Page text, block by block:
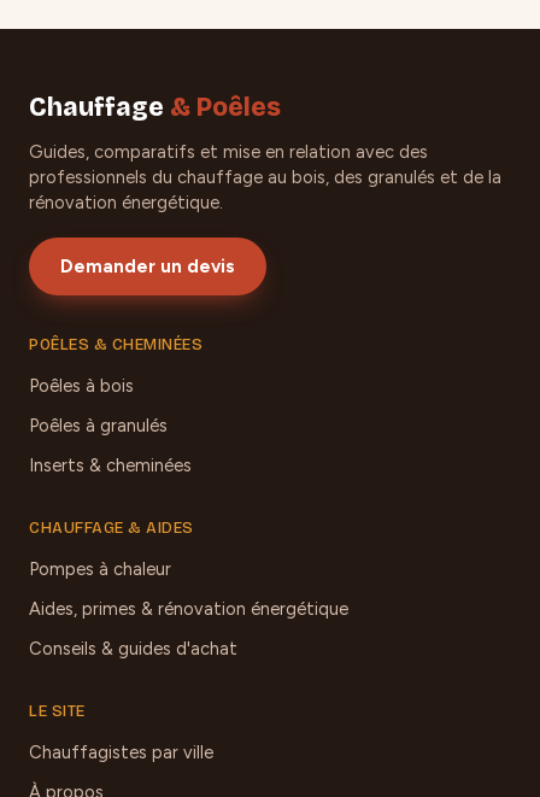
Chauffage & Poêles
Guides, comparatifs et mise en relation avec des
professionnels du chauffage au bois, des granulés et de la
rénovation énergétique.
Demander un devis
POÊLES & CHEMINÉES
Poêles à bois
Poêles à granulés
Inserts & cheminées
CHAUFFAGE & AIDES
Pompes à chaleur
Aides, primes & rénovation énergétique
Conseils & guides d'achat
LE SITE
Chauffagistes par ville
À propos